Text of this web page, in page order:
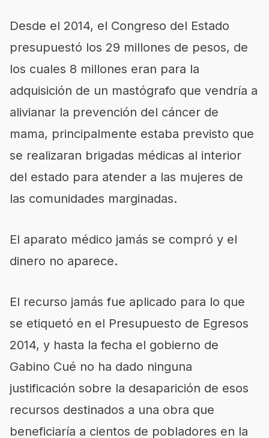
Desde el 2014, el Congreso del Estado
presupuestó los 29 millones de pesos, de
los cuales 8 millones eran para la
adquisición de un mastógrafo que vendría a
alivianar la prevención del cáncer de
mama, principalmente estaba previsto que
se realizaran brigadas médicas al interior
del estado para atender a las mujeres de
las comunidades marginadas.
El aparato médico jamás se compró y el
dinero no aparece.
El recurso jamás fue aplicado para lo que
se etiquetó en el Presupuesto de Egresos
2014, y hasta la fecha el gobierno de
Gabino Cué no ha dado ninguna
justificación sobre la desaparición de esos
recursos destinados a una obra que
beneficiaría a cientos de pobladores en la